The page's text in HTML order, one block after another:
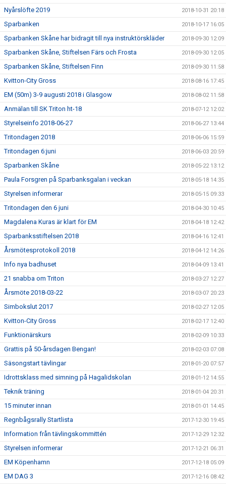
Nyårslöfte 2019 2018-10-31 20:18
Sparbanken 2018-10-17 16:05
Sparbanken Skåne har bidragit till nya instruktörskläder 2018-09-30 12:09
Sparbanken Skåne, Stiftelsen Färs och Frosta 2018-09-30 12:05
Sparbanken Skåne, Stiftelsen Finn 2018-09-30 11:58
Kvitton-City Gross 2018-08-16 17:45
EM (50m) 3-9 augusti 2018 i Glasgow 2018-08-02 11:58
Anmälan till SK Triton ht-18 2018-07-12 12:02
Styrelseinfo 2018-06-27 2018-06-27 13:44
Tritondagen 2018 2018-06-06 15:59
Tritondagen 6:juni 2018-06-03 20:59
Sparbanken Skåne 2018-05-22 13:12
Paula Forsgren på Sparbanksgalan i veckan 2018-05-18 14:35
Styrelsen informerar 2018-05-15 09:33
Tritondagen den 6 juni 2018-04-30 10:45
Magdalena Kuras är klart för EM 2018-04-18 12:42
Sparbanksstiftelsen 2018 2018-04-16 12:41
Årsmötesprotokoll 2018 2018-04-12 14:26
Info nya badhuset 2018-04-09 13:41
21 snabba om Triton 2018-03-27 12:27
Årsmöte 2018-03-22 2018-03-07 20:23
Simbokslut 2017 2018-02-27 12:05
Kvitton-City Gross 2018-02-17 12:40
Funktionärskurs 2018-02-09 10:33
Grattis på 50-årsdagen Bengan! 2018-02-03 07:08
Säsongstart tävlingar 2018-01-20 07:57
Idrottsklass med simning på Hagalidskolan 2018-01-12 14:55
Teknik träning 2018-01-04 20:31
15 minuter innan 2018-01-01 14:45
Regnbågsrally Startlista 2017-12-30 19:45
Information från tävlingskommittén 2017-12-29 12:32
Styrelsen informerar 2017-12-21 06:31
EM Köpenhamn 2017-12-18 05:09
EM DAG 3 2017-12-16 08:42